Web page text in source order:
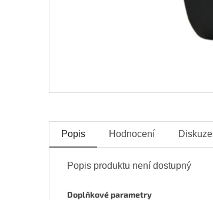
Popis Hodnocení Diskuze
Popis produktu není dostupný
Doplňkové parametry